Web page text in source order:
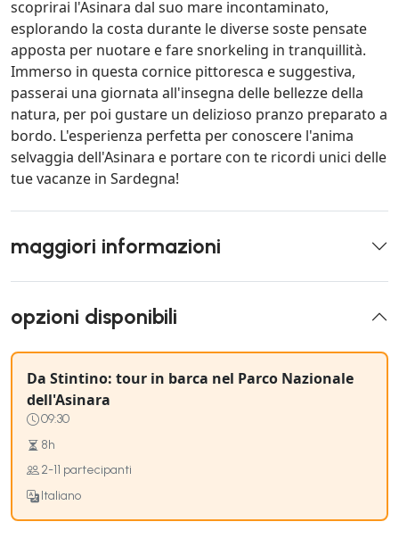
scoprirai l'Asinara dal suo mare incontaminato,
esplorando la costa durante le diverse soste pensate
apposta per nuotare e fare snorkeling in tranquillità.
Immerso in questa cornice pittoresca e suggestiva,
passerai una giornata all'insegna delle bellezze della
natura, per poi gustare un delizioso pranzo preparato a
bordo. L'esperienza perfetta per conoscere l'anima
selvaggia dell'Asinara e portare con te ricordi unici delle
tue vacanze in Sardegna!
maggiori informazioni
opzioni disponibili
Da Stintino: tour in barca nel Parco Nazionale
dell'Asinara
09:30
8h
2-11 partecipanti
Italiano